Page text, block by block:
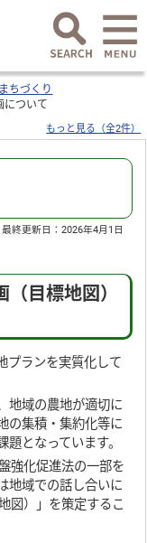
ちづくり
について
もっと見る（全2件）
最終更新日：2026年4月1日
目標地図）
プランを実質化して
地域の農地が適切に
の集積・集約化等に
となっています。
強化促進法の一部を
地域での話し合いに
図）」を策定するこ